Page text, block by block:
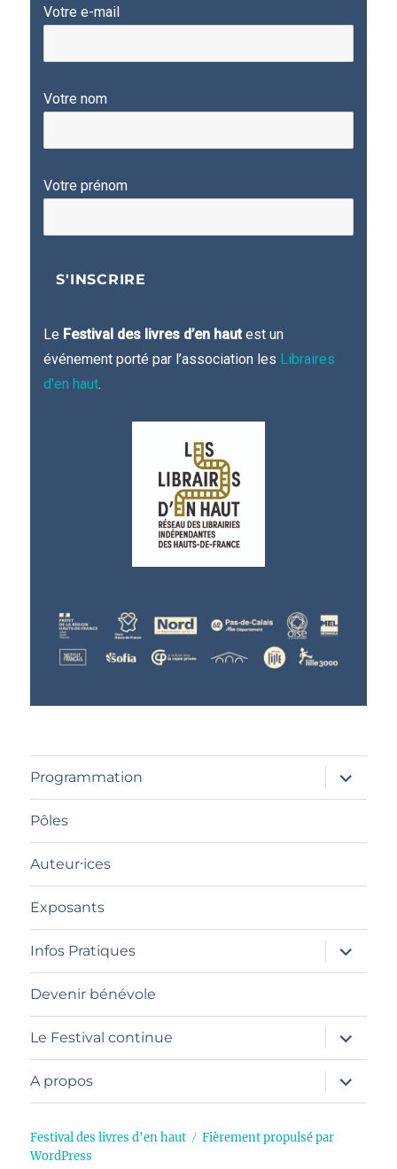
Votre e-mail
Votre nom
Votre prénom
Le Festival des livres d’en hautest un
événement porté par l’association les Libraires
d'en haut.
Programmation
ouvrir
le
sous-
Pôles
Auteur⸱ices
Exposants
Infos Pratiques
ouvrir
le
sous-
Devenir bénévole
Le Festival continue
ouvrir
le
sous-
menu
A propos
ouvrir
le
sous-
Festival des livres d'en haut
Fièrement propulsé par
WordPress